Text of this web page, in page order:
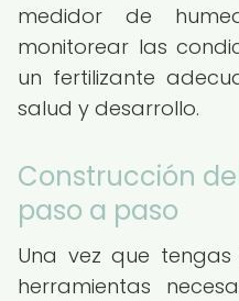
medidor de
monitorear las
un fertilizante
salud y desarrollo.
Construcción
paso a paso
Una vez que
herramientas